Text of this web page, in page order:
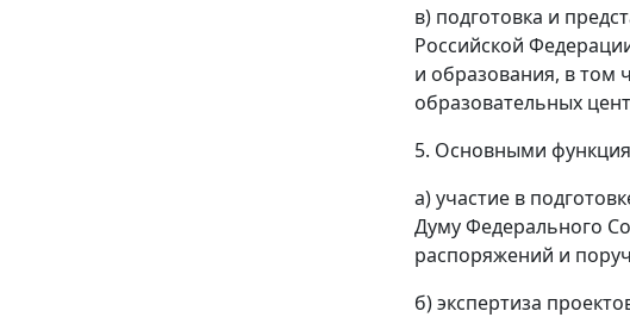
в) подготовка и
Российской
и образования, в том
образовательных
5. Основными
а) участие в
Думу Федерального
распоряжений и
б) экспертиза